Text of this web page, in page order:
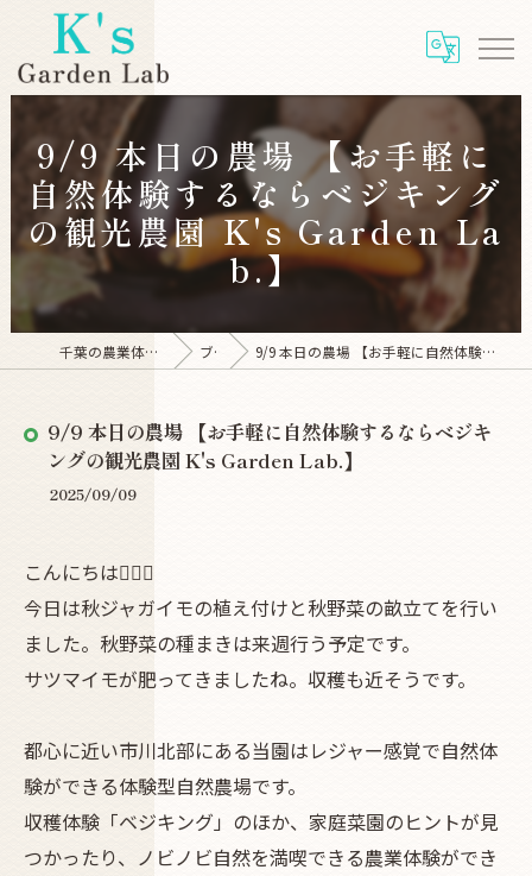
9/9 本日の農場 【お手軽に
自然体験するならベジキング
の観光農園 K's Garden La
b.】
千葉の農業体験ならK's Garden Lab ブログ 9/9 本日の農場 【お手軽に自然体験するならベジキングの観光農園 K's Garden Lab.】
9/9 本日の農場 【お手軽に自然体験するならベジキ
ングの観光農園 K's Garden Lab.】
2025/09/09
こんにちは💁🏿‍♂️
今日は秋ジャガイモの植え付けと秋野菜の畝立てを行い
ました。秋野菜の種まきは来週行う予定です。
サツマイモが肥ってきましたね。収穫も近そうです。
都心に近い市川北部にある当園はレジャー感覚で自然体
験ができる体験型自然農場です。
収穫体験「ベジキング」のほか、家庭菜園のヒントが見
つかったり、ノビノビ自然を満喫できる農業体験ができ